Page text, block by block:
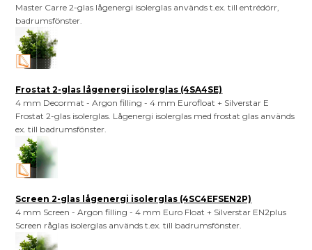
Master Carre 2-glas lågenergi isolerglas används t.ex. till entrédörr,
badrumsfönster.
Frostat 2-glas lågenergi isolerglas (4SA4SE)
4 mm Decormat - Argon filling - 4 mm Eurofloat + Silverstar E
Frostat 2-glas isolerglas. Lågenergi isolerglas med frostat glas används
ex. till badrumsfönster.
Screen 2-glas lågenergi isolerglas (4SC4EFSEN2P)
4 mm Screen - Argon filling - 4 mm Euro Float + Silverstar EN2plus
Screen råglas isolerglas används t.ex. till badrumsfönster.